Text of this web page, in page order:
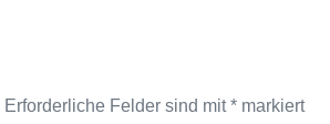
Erforderliche Felder sind mit* markiert